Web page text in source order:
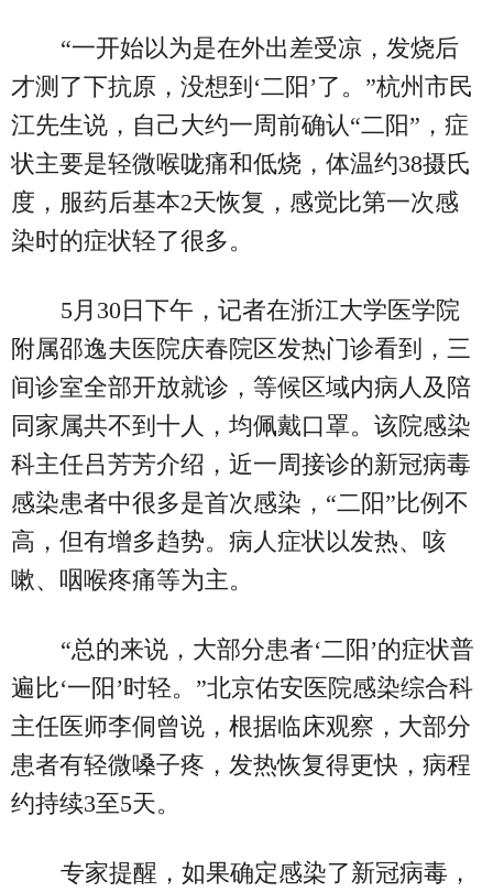
“一开始以为是在外出差受凉，发烧后
才测了下抗原，没想到‘二阳’了。”杭州市民
江先生说，自己大约一周前确认“二阳”，症
状主要是轻微喉咙痛和低烧，体温约38摄氏
度，服药后基本2天恢复，感觉比第一次感
染时的症状轻了很多。
5月30日下午，记者在浙江大学医学院
附属邵逸夫医院庆春院区发热门诊看到，三
间诊室全部开放就诊，等候区域内病人及陪
同家属共不到十人，均佩戴口罩。该院感染
科主任吕芳芳介绍，近一周接诊的新冠病毒
感染患者中很多是首次感染，“二阳”比例不
高，但有增多趋势。病人症状以发热、咳
嗽、咽喉疼痛等为主。
“总的来说，大部分患者‘二阳’的症状普
遍比‘一阳’时轻。”北京佑安医院感染综合科
主任医师李侗曾说，根据临床观察，大部分
患者有轻微嗓子疼，发热恢复得更快，病程
约持续3至5天。
专家提醒，如果确定感染了新冠病毒，